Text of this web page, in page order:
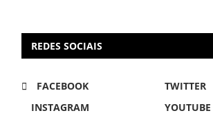
REDES SOCIAIS
FACEBOOK
TWITTER
INSTAGRAM
YOUTUBE